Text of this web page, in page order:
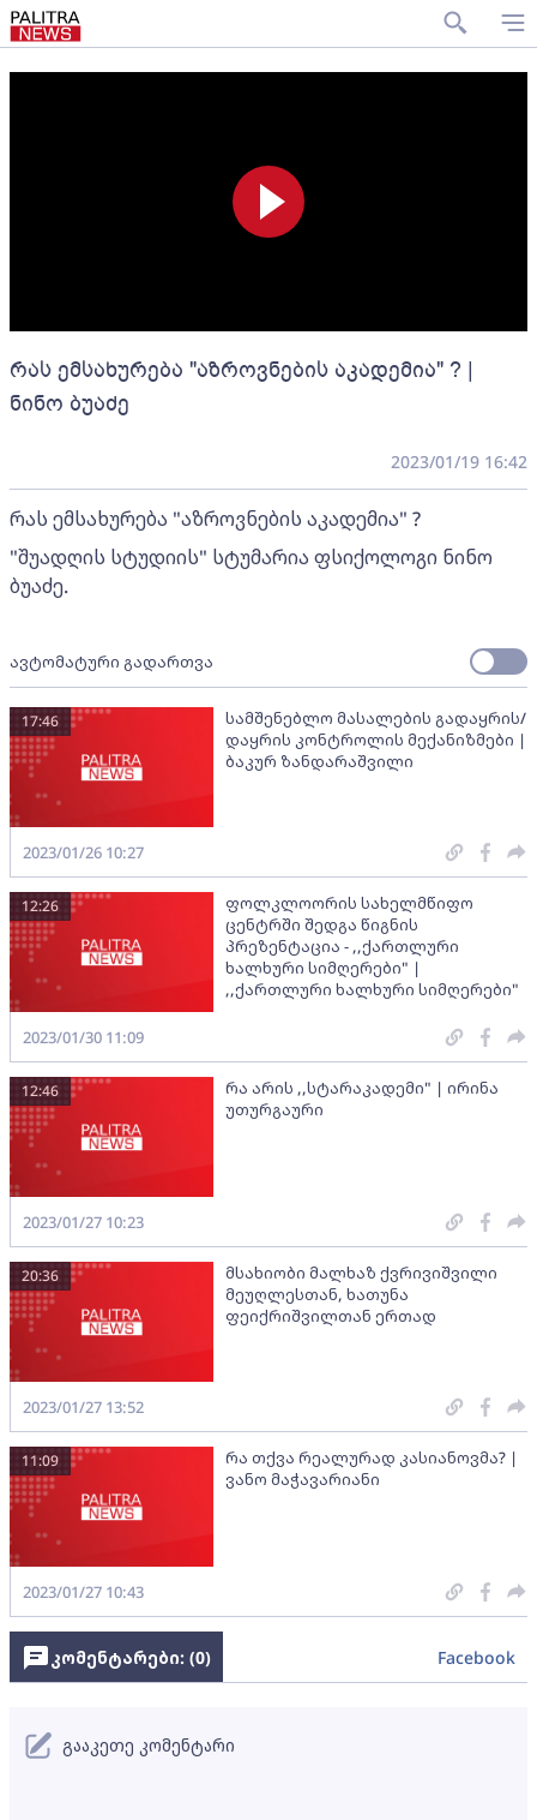
რას ემსახურება "აზროვნების აკადემია" ? |
ნინო ბუაძე
2023/01/19 16:42
რას ემსახურება "აზროვნების აკადემია" ?
"შუადღის სტუდიის" სტუმარია ფსიქოლოგი ნინო
ბუაძე.
ავტომატური გადართვა
სამშენებლო მასალების გადაყრის/
დაყრის კონტროლის მექანიზმები |
ბაკურ ზანდარაშვილი
17:46
2023/01/26 10:27
ფოლკლოორის სახელმწიფო
ცენტრში შედგა წიგნის
პრეზენტაცია - ,,ქართლური
ხალხური სიმღერები" |
,,ქართლური ხალხური სიმღერები"
12:26
2023/01/30 11:09
რა არის ,,სტარაკადემი" | ირინა
უთურგაური
12:46
2023/01/27 10:23
მსახიობი მალხაზ ქვრივიშვილი
მეუღლესთან, ხათუნა
ფეიქრიშვილთან ერთად
20:36
2023/01/27 13:52
რა თქვა რეალურად კასიანოვმა? |
ვანო მაჭავარიანი
11:09
2023/01/27 10:43
კომენტარები: (0) Facebook
გააკეთე კომენტარი